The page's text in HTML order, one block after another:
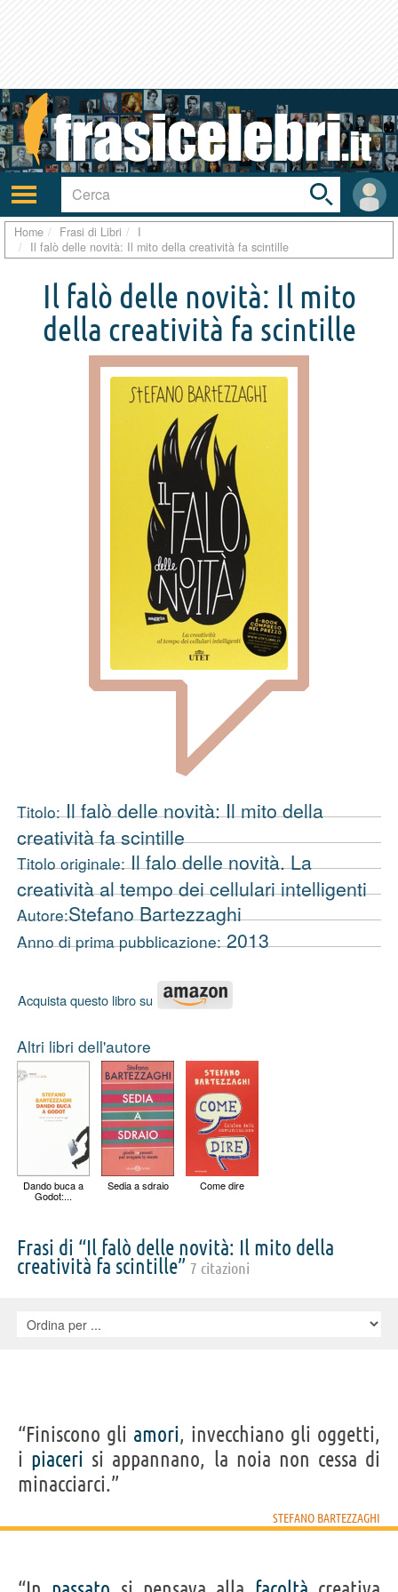
Attiva/disattiva
navigazione
User
area
Toggle
search
bar
Home Frasi di Libri
I
Il falò delle novità: Il mito della creatività fa scintille
Il falò delle novità: Il mito
della creatività fa scintille
Titolo:Il falò delle novità: Il mito della
creatività fa scintille
Titolo originale:Il falo delle novità. La
creatività al tempo dei cellulari intelligenti
Autore:Stefano Bartezzaghi
Anno di prima pubblicazione:2013
Acquista questo libro su
Altri libri dell'autore
Dando buca a
Godot:...
Sedia a sdraio Come dire
Frasi di “Il falò delle novità: Il mito della
creatività fa scintille” 7 citazioni
“Finiscono gli amori, invecchiano gli oggetti,
i piaceri si appannano, la noia non cessa di
minacciarci.”
STEFANO BARTEZZAGHI